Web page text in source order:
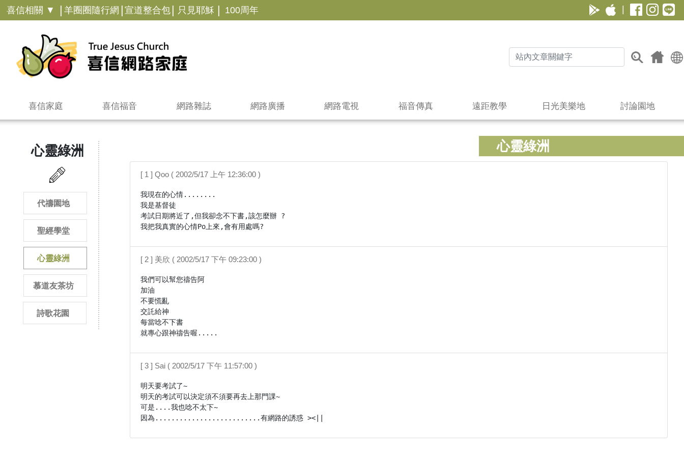
喜信相關 ▼ | 羊圈圈隨行網 | 宣道整合包 | 只見耶穌 | 100周年
喜信家庭 喜信福音 網路雜誌 網路廣播 網路電視 福音傳真 遠距教學 日光美樂地 討論園地
心靈綠洲
心靈綠洲
代禱園地
聖經學堂
心靈綠洲
慕道友茶坊
詩歌花園
[ 1 ] Qoo ( 2002/5/17 上午 12:36:00 )
我現在的心情........
我是基督徒
考試日期將近了,但我卻念不下書,該怎麼辦 ?
我把我真實的心情Po上來,會有用處嗎?
[ 2 ] 美欣 ( 2002/5/17 下午 09:23:00 )
我們可以幫您禱告阿
加油
不要慌亂
交託給神
每當唸不下書
就專心跟神禱告喔.....
[ 3 ] Sai ( 2002/5/17 下午 11:57:00 )
明天要考試了~
明天的考試可以決定須不須要再去上那門課~
可是....我也唸不太下~